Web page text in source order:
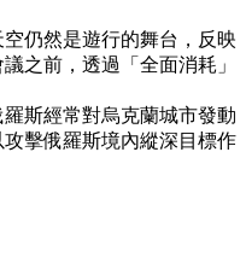
仍然是遊行的舞台，反映
之前，透過「全面消耗」
斯經常對烏克蘭城市發動
擊俄羅斯境內縱深目標作